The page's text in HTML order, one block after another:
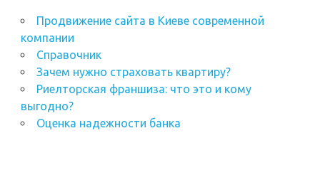
Продвижение сайта в Киеве современной
компании
Справочник
Зачем нужно страховать квартиру?
Риелторская франшиза: что это и кому
выгодно?
Оценка надежности банка